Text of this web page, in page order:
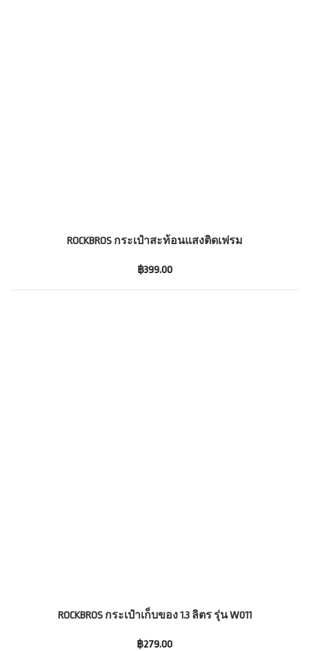
ROCKBROS กระเป๋าสะท้อนแสงติดเฟรม
฿399.00
ROCKBROS กระเป๋าเก็บของ 1.3 ลิตร รุ่น W011
฿279.00